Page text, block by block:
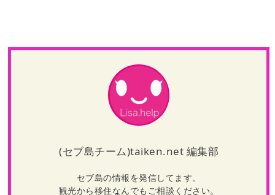
(セブ島チーム)taiken.net 編集部
セブ島の情報を発信してます。
観光から移住なんでもご相談ください。